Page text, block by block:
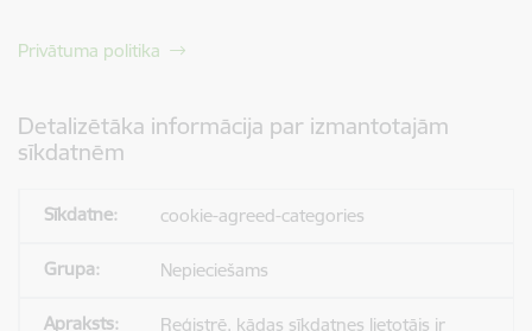
Privātuma politika
Detalizētāka informācija par izmantotajām
sīkdatnēm
cookie-agreed-categories
Nepieciešams
Reģistrē, kādas sīkdatnes lietotājs ir